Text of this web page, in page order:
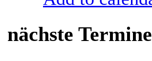
nächste Termine